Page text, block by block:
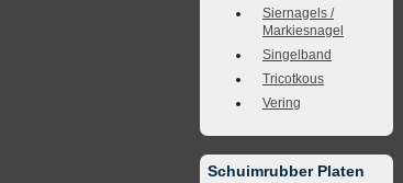
Siernagels /
Markiesnagel
Singelband
Tricotkous
Vering
Schuimrubber Platen